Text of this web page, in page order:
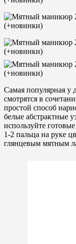
Самая популярная
смотрятся в
простой способ
белые абстрактные
используйте
1-2 пальца на руке
глянцевым мятным